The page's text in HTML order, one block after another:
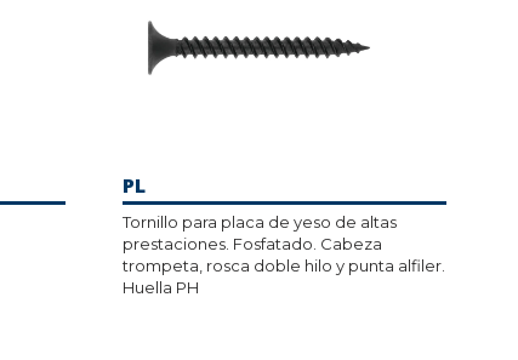
PL
Tornillo para placa de yeso de altas
prestaciones. Fosfatado. Cabeza
trompeta, rosca doble hilo y punta alfiler.
Huella PH